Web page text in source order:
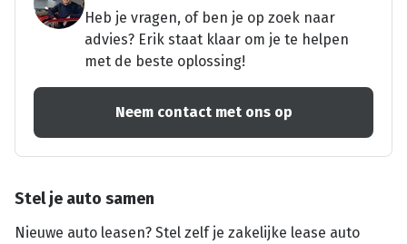
Heb je vragen, of ben je op zoek naar
advies? Erik staat klaar om je te helpen
met de beste oplossing!
Neem contact met ons op
Stel je auto samen
Nieuwe auto leasen? Stel zelf je zakelijke lease auto